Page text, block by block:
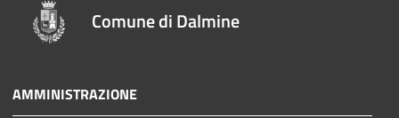
Comune di Dalmine
AMMINISTRAZIONE